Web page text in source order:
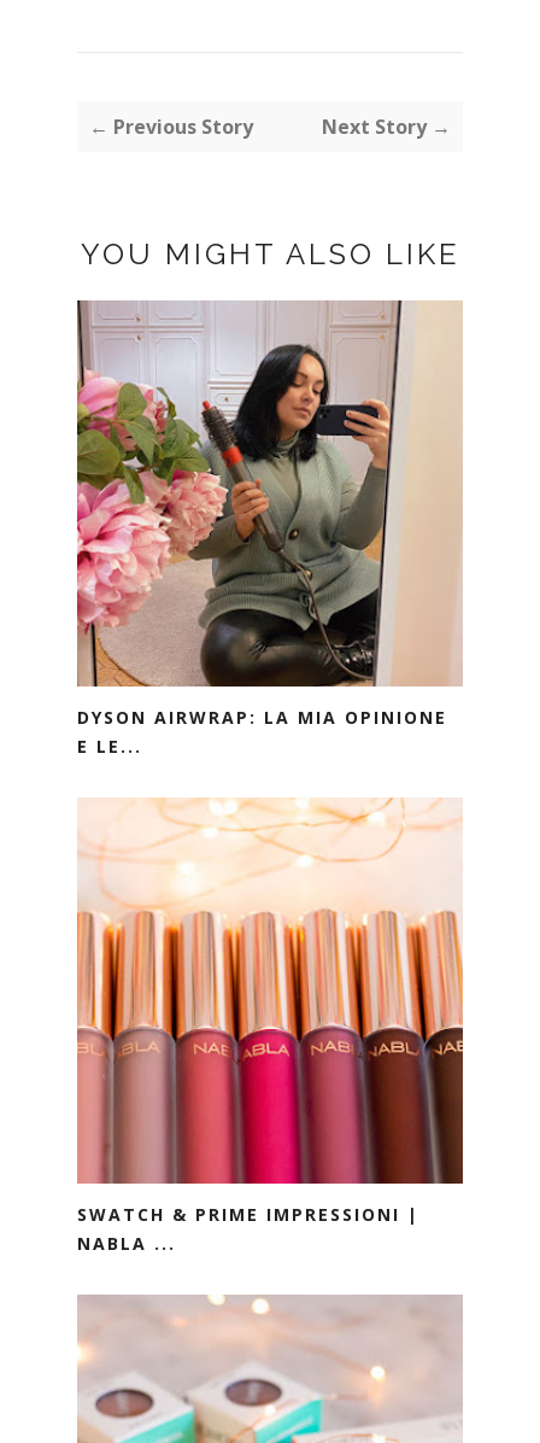
← Previous Story Next Story →
YOU MIGHT ALSO LIKE
DYSON AIRWRAP: LA MIA OPINIONE
E LE...
SWATCH & PRIME IMPRESSIONI |
NABLA ...